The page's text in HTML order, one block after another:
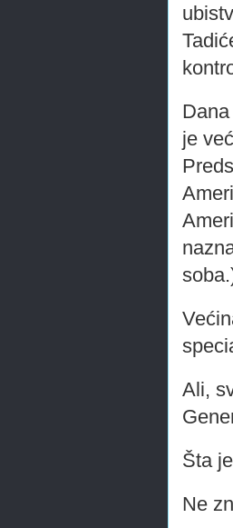
je
Ali,
Šta
Ne